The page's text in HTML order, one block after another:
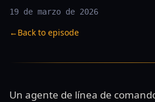
19 de marzo de 2026
←Back to episode
Un agente de línea de